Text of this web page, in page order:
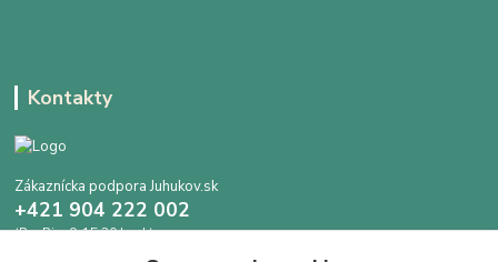
Kontakty
Zákaznícka podpora Juhukov.sk
+421 904 222 002
(Po-Pia, 9-15.30 hod.)